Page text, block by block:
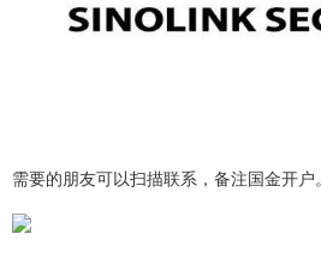
需要的朋友可以扫描联系，备注国金开户。